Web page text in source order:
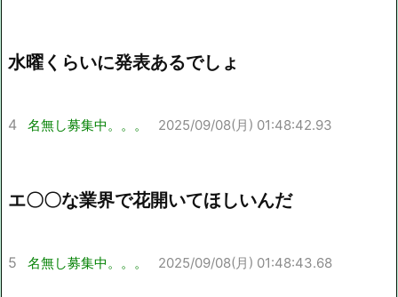
水曜くらいに発表あるでしょ
4 名無し募集中。。。 2025/09/08(月) 01:48:42.93
エ〇〇な業界で花開いてほしいんだ
5 名無し募集中。。。 2025/09/08(月) 01:48:43.68